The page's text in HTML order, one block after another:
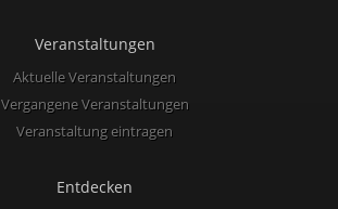
Veranstaltungen
Aktuelle Veranstaltungen
Vergangene Veranstaltungen
Veranstaltung eintragen
Entdecken